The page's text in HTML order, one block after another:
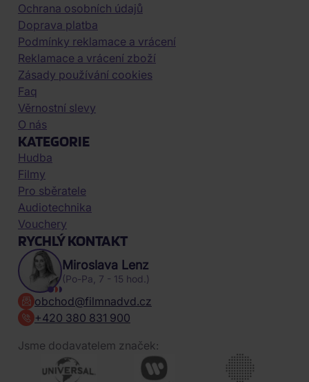
Ochrana osobních údajů
Doprava platba
Podmínky reklamace a vrácení
Reklamace a vrácení zboží
Zásady používání cookies
Faq
Věrnostní slevy
O nás
KATEGORIE
Hudba
Filmy
Pro sběratele
Audiotechnika
Vouchery
RYCHLÝ KONTAKT
Miroslava Lenz
(Po-Pa, 7 - 15 hod.)
obchod@filmnadvd.cz
+420 380 831 900
Jsme dodavatelem značek: